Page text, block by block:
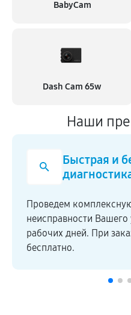
BabyCam
Dash Cam 65w
Наши
Быстрая и
Проведем
неисправности Вашего
рабочих дней. При
бесплатно.